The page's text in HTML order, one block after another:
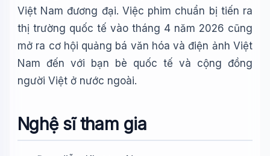
Việt Nam đương đại. Việc phim chuẩn bị tiến ra
thị trường quốc tế vào tháng 4 năm 2026 cũng
mở ra cơ hội quảng bá văn hóa và điện ảnh Việt
Nam đến với bạn bè quốc tế và cộng đồng
người Việt ở nước ngoài.
Nghệ sĩ tham gia